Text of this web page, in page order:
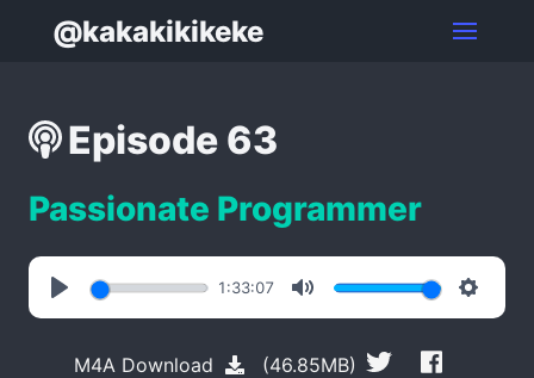
@kakakikikeke
Episode 63
Passionate Programmer
Play
1:33:07
Mute
M4A Download (46.85MB)